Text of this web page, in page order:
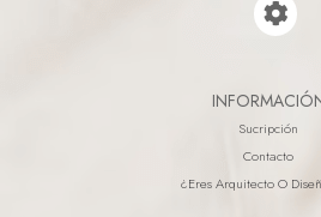
Sucripción
Contacto
¿eres Arquitecto O